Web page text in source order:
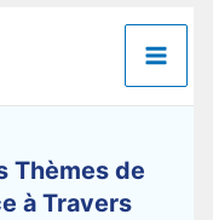
Thèmes de
à Travers